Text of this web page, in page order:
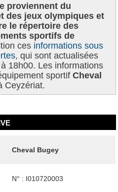
proviennent du
des jeux olympiques et
le répertoire des
sportifs de
ces informations sous
, qui sont actualisées
18h00. Les informations
sportifCheval
Ceyzériat.
Cheval Bugey
N° : I010720003